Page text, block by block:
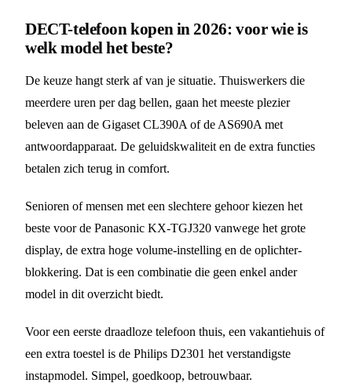
DECT-telefoon kopen in 2026: voor wie is
welk model het beste?
De keuze hangt sterk af van je situatie. Thuiswerkers die
meerdere uren per dag bellen, gaan het meeste plezier
beleven aan de Gigaset CL390A of de AS690A met
antwoordapparaat. De geluidskwaliteit en de extra functies
betalen zich terug in comfort.
Senioren of mensen met een slechtere gehoor kiezen het
beste voor de Panasonic KX-TGJ320 vanwege het grote
display, de extra hoge volume-instelling en de oplichter-
blokkering. Dat is een combinatie die geen enkel ander
model in dit overzicht biedt.
Voor een eerste draadloze telefoon thuis, een vakantiehuis of
een extra toestel is de Philips D2301 het verstandigste
instapmodel. Simpel, goedkoop, betrouwbaar.